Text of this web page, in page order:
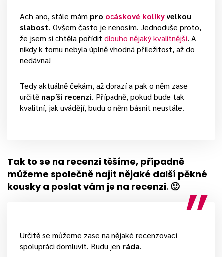
Ach ano, stále mám pro ocáskové kolíkyvelkou
slabost. Ovšem často je nenosím. Jednoduše proto,
že jsem si chtěla pořídit dlouho nějaký kvalitnější. A
nikdy k tomu nebyla úplně vhodná příležitost, až do
nedávna!
Tedy aktuálně čekám, až dorazí a pak o něm zase
určitě napíši recenzi. Případně, pokud bude tak
kvalitní, jak uvádějí, budu o něm básnit neustále.
Tak to se na recenzi těšíme, případně
můžeme společně najít nějaké další pěkné
kousky a poslat vám je na recenzi. 🙂
Určitě se můžeme zase na nějaké recenzovací
spolupráci domluvit. Budu jen ráda.